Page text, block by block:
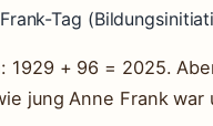
Tag
1929 + 96 = 2025.
jung Anne Frank